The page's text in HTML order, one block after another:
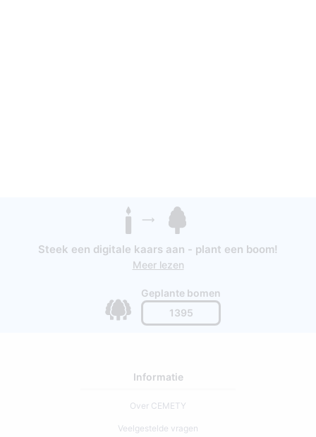
Steek een digitale kaars aan - plant een boom!
Meer lezen
Geplante bomen
1395
Informatie
Over CEMETY
Veelgestelde vragen